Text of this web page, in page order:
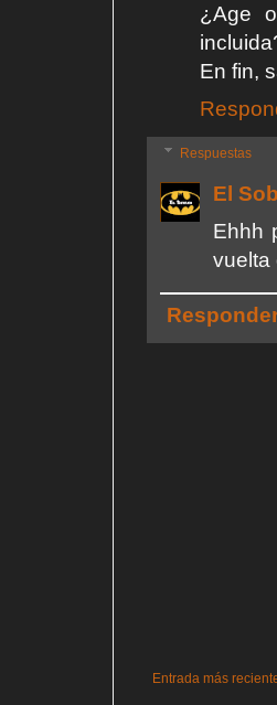
¿Age
En fin,
Respuestas
El
Ehhh
vuelta
Entrada más